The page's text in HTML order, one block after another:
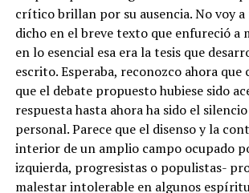
crítico brillan por su ausencia. No voy
dicho en el breve texto que enfureció a
en lo esencial esa era la tesis que
escrito. Esperaba, reconozco ahora que
que el debate propuesto hubiese sido
respuesta hasta ahora ha sido el
personal. Parece que el disenso y la
interior de un amplio campo ocupado
izquierda, progresistas o populistas-
malestar intolerable en algunos